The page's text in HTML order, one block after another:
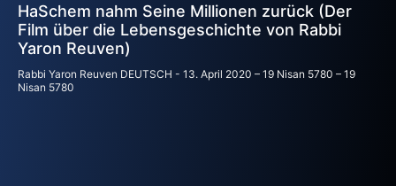
HaSchem nahm Seine Millionen zurück (Der
Film über die Lebensgeschichte von Rabbi
Yaron Reuven)
Rabbi Yaron Reuven DEUTSCH
13. April 2020 – 19 Nisan 5780 – 19
Nisan 5780